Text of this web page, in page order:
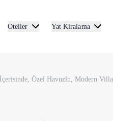
Oteller Yat Kiralama
Özel Havuzlu, Modern Villa